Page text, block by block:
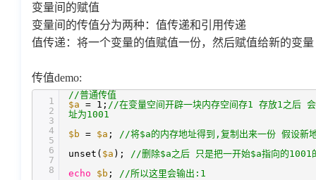
变量间的赋值
变量间的传值分为两种：值传递和引用传递
值传递：将一个变量的值赋值一份，然后赋值给新的变量
传值demo:
1
2
3
4
5
6
7
8
//普通传值
$a = 1; //在变量空间开辟一块内存空间存1 存放1之后
址为1001
$b = $a ;
//将$a的内存地址得到,复制出来一份 假设新
unset( $a );
//删除$a之后 只是把一开始$a指向的1001
echo
$b ; //所以这里会输出:1